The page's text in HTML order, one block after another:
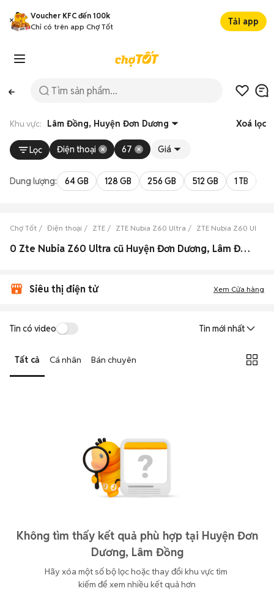
Voucher KFC đến 100k
Chỉ có trên app Chợ Tốt
Tải app
Khu vực: Lâm Đồng, Huyện Đơn Dương Xoá lọc
Lọc Điện thoại 67 Giá
Dung lượng: 64 GB 128 GB 256 GB 512 GB 1 TB
Chợ Tốt Điện thoại ZTE ZTE Nubia Z60 Ultra ZTE Nubia Z60 Ultra
0 Zte Nubia Z60 Ultra cũ Huyện Đơn Dương, Lâm Đồng đẹp
Siêu thị điện tử Xem Cửa hàng
Tin có video Tin mới nhất
Tất cả Cá nhân Bán chuyên
Không tìm thấy kết quả phù hợp tại Huyện Đơn
Dương, Lâm Đồng
Hãy xóa một số bộ lọc hoặc thay đổi khu vực tìm
kiếm để xem nhiều kết quả hơn